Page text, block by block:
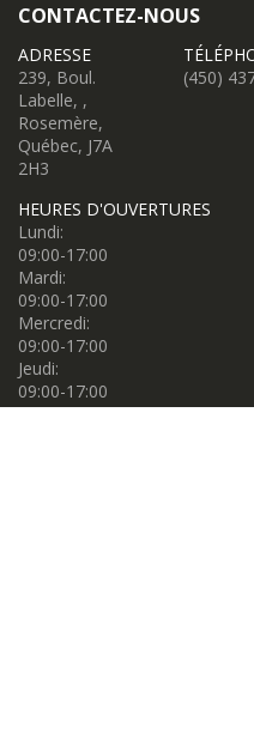
CONTACTEZ-NOUS
ADRESSE
239, Boul.
Labelle, ,
Rosemère,
Québec, J7A
2H3
(450)
HEURES D'OUVERTURES
Lundi:
09:00-17:00
Mardi:
09:00-17:00
Mercredi:
09:00-17:00
Jeudi:
09:00-17:00
Vendredi: